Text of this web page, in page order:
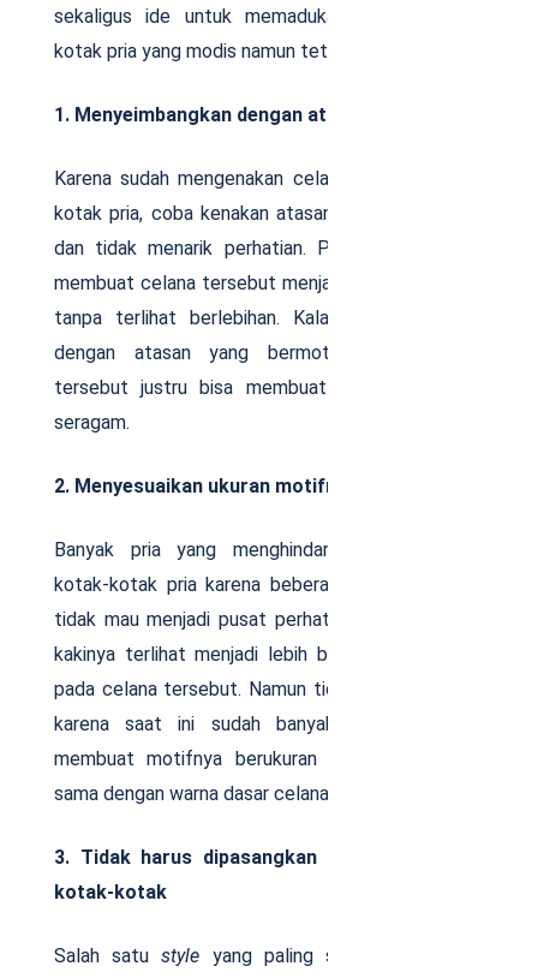
sekaligus ide untuk memadukan celana kotak-
kotak pria yang modis namun tetap
1. Menyeimbangkan dengan atasan
Karena sudah mengenakan celana panjang kotak-
kotak pria, coba kenakan atasan yang lebih netral
dan tidak menarik perhatian. Perpaduan ini akan
membuat celana tersebut menjadi pusat perhatian
tanpa terlihat berlebihan. Kalau mau dipadukan
dengan atasan yang bermotif serupa,
tersebut justru bisa membuat terlihat layaknya
seragam.
2. Menyesuaikan ukuran motifnya
Banyak pria yang menghindari celana panjang
kotak-kotak pria karena beberapa alasan, seperti
tidak mau menjadi pusat perhatian dan tidak mau
kakinya terlihat menjadi lebih besar karena corak
pada celana tersebut. Namun tidak perlu khawatir,
karena saat ini sudah banyak produsen yang
membuat motifnya berukuran kecil atau dibuat
sama dengan warna dasar celana.
3. Tidak harus dipasangkan bersama setelan
kotak-kotak
Salah satustyle yang paling sering ditampilkan